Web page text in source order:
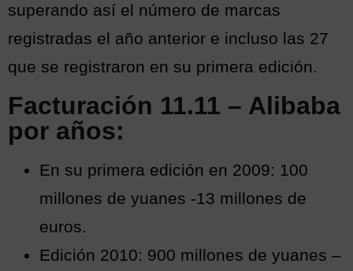
superando así el número de marcas
registradas el año anterior e incluso las 27
que se registraron en su primera edición.
Facturación 11.11 – Alibaba
por años:
En su primera edición en 2009: 100
millones de yuanes -13 millones de
euros.
Edición 2010: 900 millones de yuanes –